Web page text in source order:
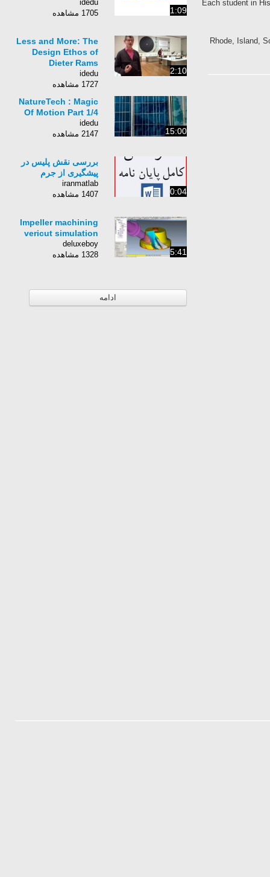
Each student in
Rhode, Island,
1:09
idedu
1705 مشاهده
2:10
Less and More: The
Design Ethos of
Dieter Rams
idedu
1727 مشاهده
15:00
NatureTech : Magic
Of Motion Part 1/4
idedu
2147 مشاهده
0:04
بررسی نقش پلیس در
پیشگیری از جرم
iranmatlab
1407 مشاهده
5:41
Impeller machining
vericut simulation
deluxeboy
1328 مشاهده
ادامه